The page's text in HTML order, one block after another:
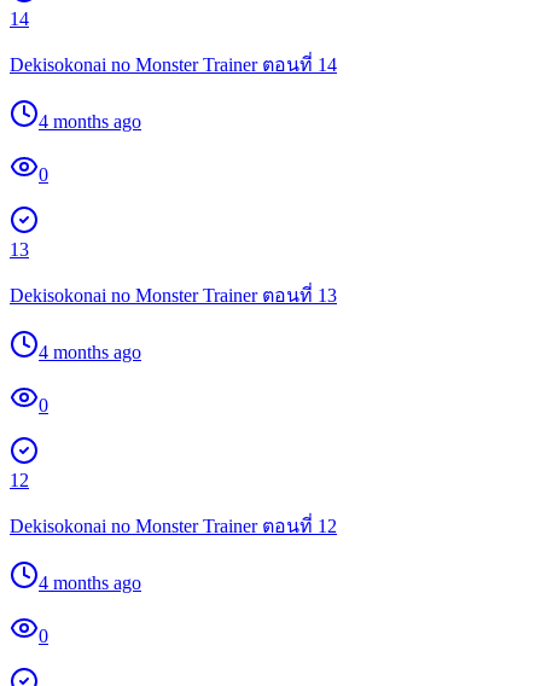
14
Dekisokonai no Monster Trainer ตอนที่ 14
4 months ago
0
13
Dekisokonai no Monster Trainer ตอนที่ 13
4 months ago
0
12
Dekisokonai no Monster Trainer ตอนที่ 12
4 months ago
0